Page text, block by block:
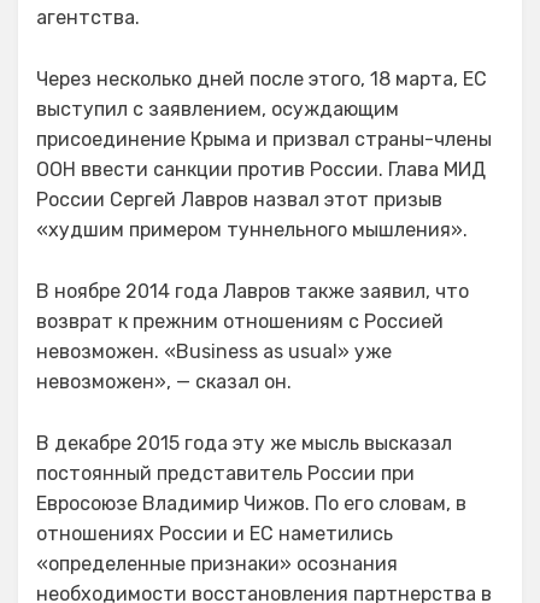
агентства.
Через несколько дней после этого, 18 марта, ЕС
выступил с заявлением, осуждающим
присоединение Крыма и призвал страны-члены
ООН ввести санкции против России. Глава МИД
России Сергей Лавров назвал этот призыв
«худшим примером туннельного мышления».
В ноябре 2014 года Лавров также заявил, что
возврат к прежним отношениям с Россией
невозможен. «Business as usual» уже
невозможен», — сказал он.
В декабре 2015 года эту же мысль высказал
постоянный представитель России при
Евросоюзе Владимир Чижов. По его словам, в
отношениях России и ЕС наметились
«определенные признаки» осознания
необходимости восстановления партнерства в